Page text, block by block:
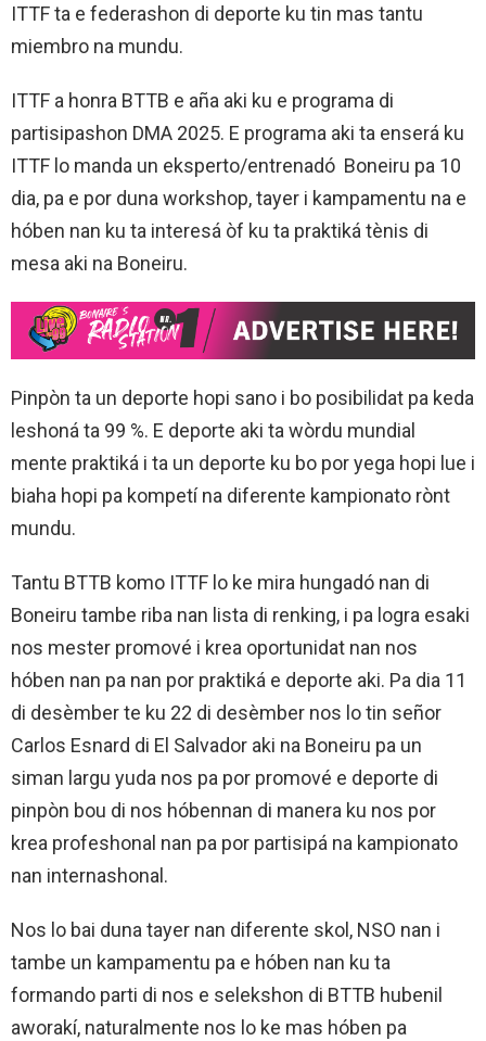
ITTF ta e federashon di deporte ku tin mas tantu
miembro na mundu.
ITTF a honra BTTB e aña aki ku e programa di
partisipashon DMA 2025. E programa aki ta enserá ku
ITTF lo manda un eksperto/entrenadó Boneiru pa 10
dia, pa e por duna workshop, tayer i kampamentu na e
hóben nan ku ta interesá òf ku ta praktiká tènis di
mesa aki na Boneiru.
Pinpòn ta un deporte hopi sano i bo posibilidat pa keda
leshoná ta 99 %. E deporte aki ta wòrdu mundial
mente praktiká i ta un deporte ku bo por yega hopi lue i
biaha hopi pa kompetí na diferente kampionato rònt
mundu.
Tantu BTTB komo ITTF lo ke mira hungadó nan di
Boneiru tambe riba nan lista di renking, i pa logra esaki
nos mester promové i krea oportunidat nan nos
hóben nan pa nan por praktiká e deporte aki. Pa dia 11
di desèmber te ku 22 di desèmber nos lo tin señor
Carlos Esnard di El Salvador aki na Boneiru pa un
siman largu yuda nos pa por promové e deporte di
pinpòn bou di nos hóbennan di manera ku nos por
krea profeshonal nan pa por partisipá na kampionato
nan internashonal.
Nos lo bai duna tayer nan diferente skol, NSO nan i
tambe un kampamentu pa e hóben nan ku ta
formando parti di nos e selekshon di BTTB hubenil
aworakí, naturalmente nos lo ke mas hóben pa